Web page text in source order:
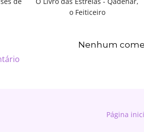
o Feiticeiro
Nenhum
Página